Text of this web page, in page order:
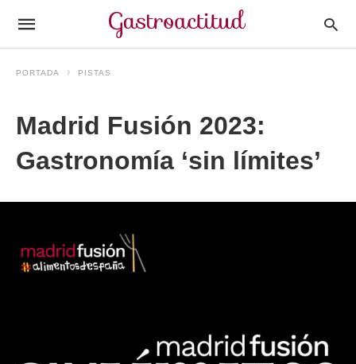
PORTADA PISTAS
Madrid Fusión 2023:
Gastronomía ‘sin límites’